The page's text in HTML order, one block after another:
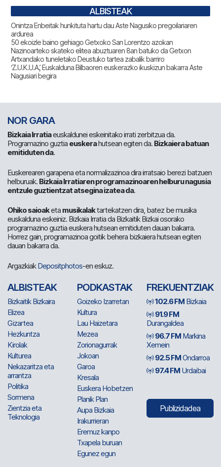
ALBISTEAK
Onintza Enbeitak hunkituta hartu dau Aste Nagusiko pregoilariaren
ardurea
50 ekoizle baino gehiago Getxoko San Lorentzo azokan
Nazinoarteko skateko elitea abuztuaren 8an batuko da Getxon
Artxandako tuneletako Deustuko tartea zabalik barriro
‘Z.U.K.U.A.’, Euskalduna Bilbaoren euskerazko ikuskizun bakarra Aste
Nagusiari begira
NOR GARA
Bizkaia Irratiaeuskaldunei eskeinitako irrati zerbitzua da.
Programazino guztia euskerahutsean egiten da. Bizkaiera batuan
emitiduten da.
Euskerearen garapena eta normalizazinoa dira irratsaio berezi batzuen
helburuak. Bizkaia Irratiaren programazinoaren helburu nagusia
entzule guztientzat atsegina izatea da.
Ohiko saioaketa musikalaktartekatzen dira, batez be musika
euskalduna eskeiniz. Bizkaia Irratia da Bizkaitik Bizkai osorako
programazino guztia euskera hutsean emitiduten dauan bakarra.
Horrez gain, programazinoa goitik behera bizkaiera hutsean egiten
dauan bakarra da.
ArgazkiakDepositphotos-en eskuz.
ALBISTEAK
Bizkaitik Bizkaira
Elizea
Gizartea
Hezkuntza
Kirolak
Kulturea
Nekazaritza eta
arrantza
Politika
Sormena
Zientzia eta
Teknologia
PODKASTAK
Goizeko Izarretan
Kultura
Lau Haizetara
Mezea
Zorionagurrak
Jokoan
Garoa
Kresala
Euskera Hobetzen
Planik Plan
Aupa Bizkaia
Irakurrieran
Eremuz kanpo
Txapela buruan
Egunez egun
FREKUENTZIAK
102.6 FM Bizkaia
91.9 FM
Durangaldea
96.7 FM Markina
Xemein
92.5 FMOndarroa
97.4 FM Urdaibai
Publizidadea